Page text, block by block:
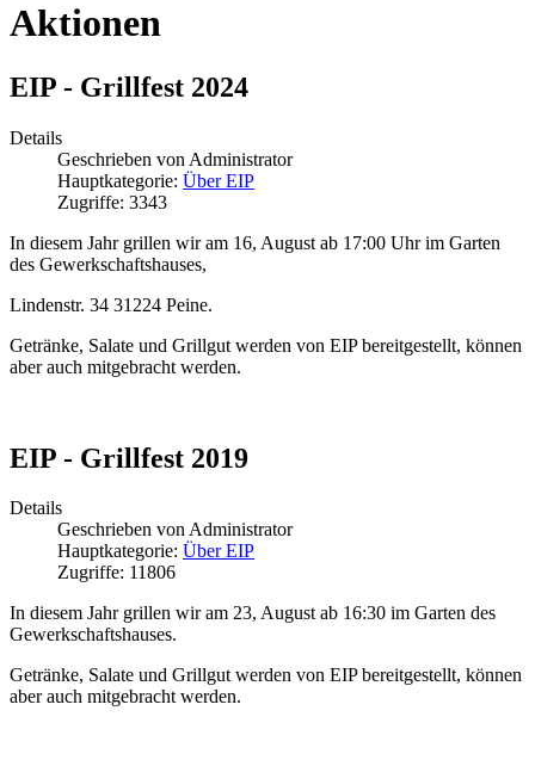
Aktionen
EIP - Grillfest 2024
Details
Geschrieben von Administrator
Hauptkategorie: Über EIP
Zugriffe: 3343
In diesem Jahr grillen wir am 16, August ab 17:00 Uhr im Garten
des Gewerkschaftshauses,
Lindenstr. 34 31224 Peine.
Getränke, Salate und Grillgut werden von EIP bereitgestellt, können
aber auch mitgebracht werden.
EIP - Grillfest 2019
Details
Geschrieben vonAdministrator
Hauptkategorie: Über EIP
Zugriffe: 11806
In diesem Jahr grillen wir am 23, August ab 16:30 im Garten des
Gewerkschaftshauses.
Getränke, Salate und Grillgut werden von EIP bereitgestellt, können
aber auch mitgebracht werden.